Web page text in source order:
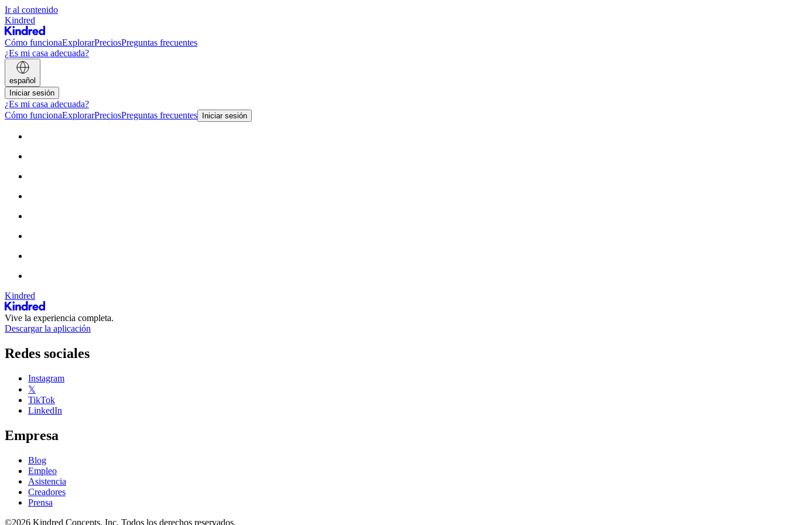
Ir al contenido
Kindred
Cómo funcionaExplorarPreciosPreguntas frecuentes
¿Es mi casa adecuada?
español
Iniciar sesión
¿Es mi casa adecuada?
Cómo funcionaExplorarPreciosPreguntas frecuentes Iniciar sesión
Kindred
Vive la experiencia completa.
Descargar la aplicación
Redes sociales
Instagram
𝕏
TikTok
LinkedIn
Empresa
Blog
Empleo
Asistencia
Creadores
Prensa
©2026 Kindred Concepts, Inc. Todos los derechos reservados.